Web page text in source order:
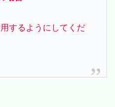
するようにしてくだ